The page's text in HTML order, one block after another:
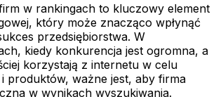
w rankingach to kluczowy element
który może znacząco wpłynąć
przedsiębiorstwa. W
kiedy konkurencja jest ogromna, a
korzystają z internetu w celu
i produktów, ważne jest, aby firma
w wynikach wyszukiwania.